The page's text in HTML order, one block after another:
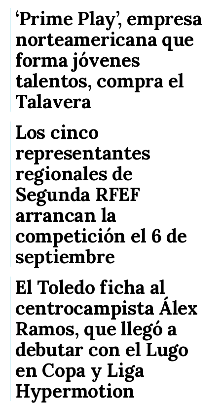
‘Prime Play’, empresa
norteamericana que
forma jóvenes
talentos, compra el
Talavera
Los cinco
representantes
regionales de
Segunda RFEF
arrancan la
competición el 6 de
septiembre
El Toledo ficha al
centrocampista Álex
Ramos, que llegó a
debutar con el Lugo
en Copa y Liga
Hypermotion